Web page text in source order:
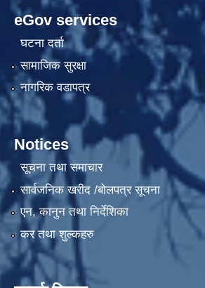
eGov services
घटना दर्ता
सामाजिक सुरक्षा
नागरिक वडापत्र
Notices
सूचना तथा समाचार
सार्वजनिक खरीद /बोलपत्र सूचना
एन, कानुन तथा निर्देशिका
कर तथा शुल्कहरु